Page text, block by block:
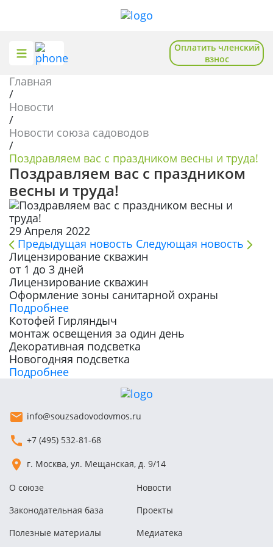
Оплатить членский
взнос
О союзе
Отделения
Новости
База знаний
Полезное и познавательное
Записаться на приём
Вступить в союз
Главная
/
Новости
/
Новости союза садоводов
/
Поздравляем вас с праздником весны и труда!
Поздравляем вас с праздником
весны и труда!
29 Апреля 2022
Предыдущая новость Следующая новость
Лицензирование скважин
от 1 до 3 дней
Лицензирование скважин
Оформление зоны санитарной охраны
Подробнее
Котофей Гирляндыч
монтаж освещения за один день
Декоративная подсветка
Новогодняя подсветка
Подробнее
г. Москва, ул. Мещанская, д. 9/14
+7 (495) 532-81-68
info@souzsadovodovmos.ru
О союзе
Новости
Законодательная база
Проекты
Полезные материалы
Медиатека